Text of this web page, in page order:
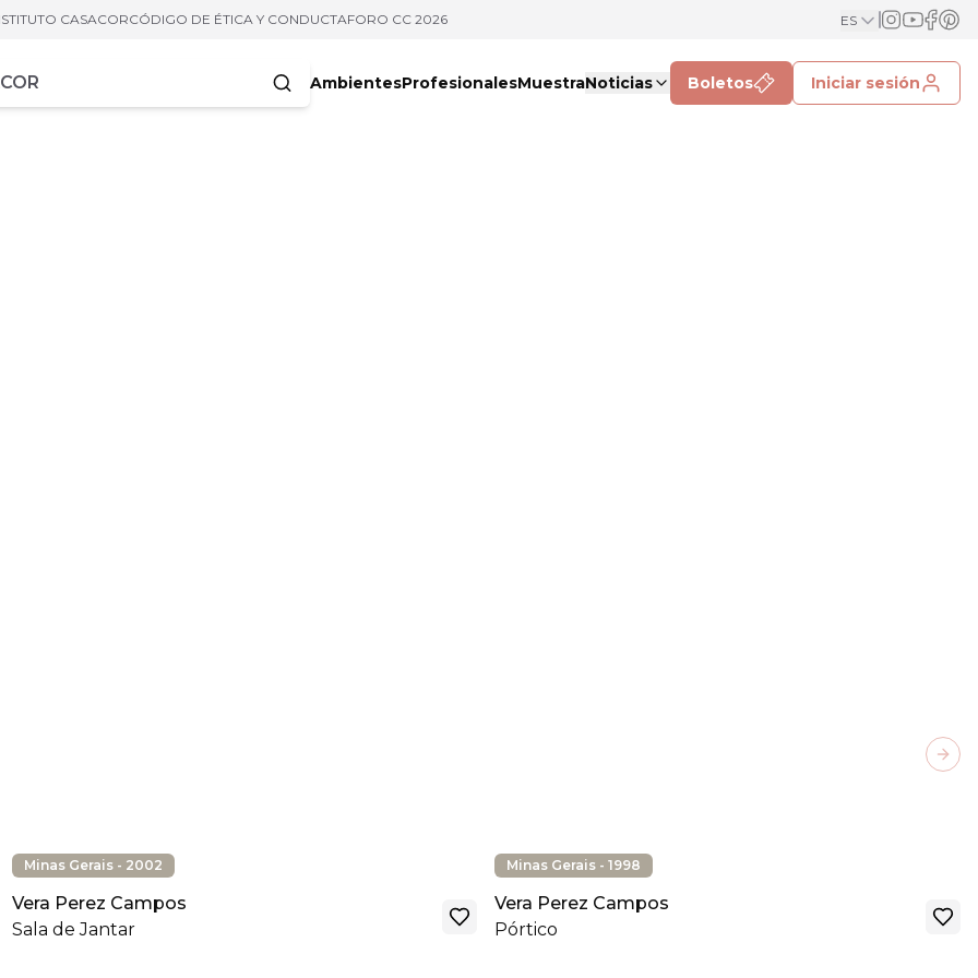
CASACORCÓDIGO DE ÉTICA Y CONDUCTAFORO CC 2026 ES
AmbientesProfesionalesMuestraNoticias Boletos Iniciar sesión
Minas Gerais - 2002
Vera Perez Campos
Sala de Jantar
Minas Gerais - 1998
Vera Perez Campos
Pórtico